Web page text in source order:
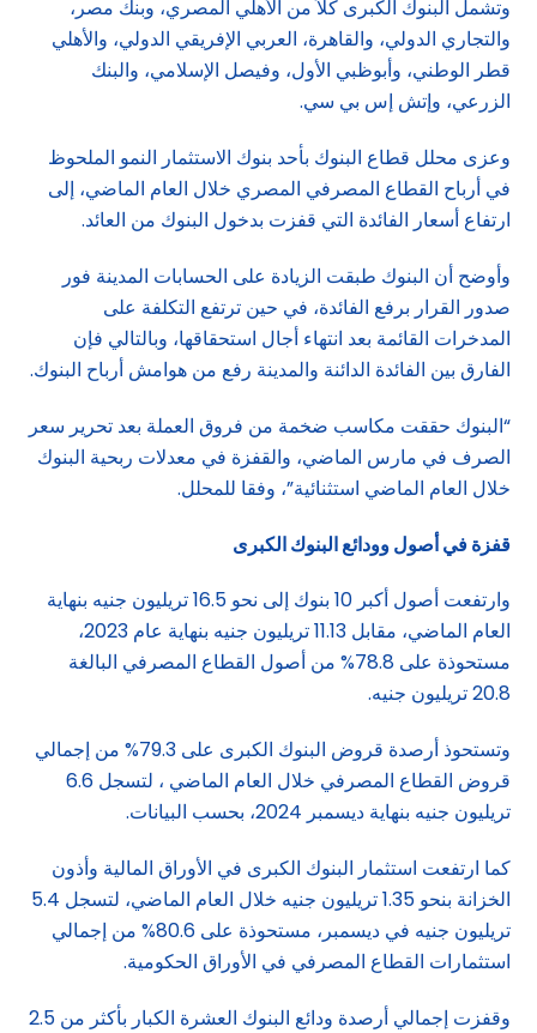
وتشمل البنوك الكبرى كلاً من الأهلي المصري، وبنك مصر،
والتجاري الدولي، والقاهرة، العربي الإفريقي الدولي، والأهلي
قطر الوطني، وأبوظبي الأول، وفيصل الإسلامي، والبنك
الزرعي، وإتش إس بي سي.
وعزى محلل قطاع البنوك بأحد بنوك الاستثمار النمو الملحوظ
في أرباح القطاع المصرفي المصري خلال العام الماضي، إلى
ارتفاع أسعار الفائدة التي قفزت بدخول البنوك من العائد.
وأوضح أن البنوك طبقت الزيادة على الحسابات المدينة فور
صدور القرار برفع الفائدة، في حين ترتفع التكلفة على
المدخرات القائمة بعد انتهاء أجال استحقاقها، وبالتالي فإن
الفارق بين الفائدة الدائنة والمدينة رفع من هوامش أرباح البنوك.
“البنوك حققت مكاسب ضخمة من فروق العملة بعد تحرير سعر
الصرف في مارس الماضي، والقفزة في معدلات ربحية البنوك
خلال العام الماضي استثنائية”، وفقا للمحلل.
قفزة في أصول وودائع البنوك الكبرى
وارتفعت أصول أكبر 10 بنوك إلى نحو 16.5 تريليون جنيه بنهاية
العام الماضي، مقابل 11.13 تريليون جنيه بنهاية عام 2023،
مستحوذة على 78.8% من أصول القطاع المصرفي البالغة
20.8 تريليون جنيه.
وتستحوذ أرصدة قروض البنوك الكبرى على 79.3% من إجمالي
قروض القطاع المصرفي خلال العام الماضي ، لتسجل 6.6
تريليون جنيه بنهاية ديسمبر 2024، بحسب البيانات.
كما ارتفعت استثمار البنوك الكبرى في الأوراق المالية وأذون
الخزانة بنحو 1.35 تريليون جنيه خلال العام الماضي، لتسجل 5.4
تريليون جنيه في ديسمبر، مستحوذة على 80.6% من إجمالي
استثمارات القطاع المصرفي في الأوراق الحكومية.
وقفزت إجمالي أرصدة ودائع البنوك العشرة الكبار بأكثر من 2.5